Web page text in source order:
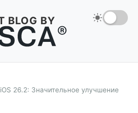
BLOG BY
26.2: Значительное улучшение